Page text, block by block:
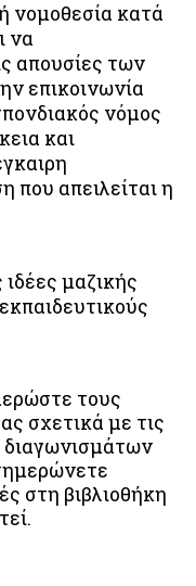
νομοθεσία κατά
να
απουσίες των
επικοινωνία
νόμος
και
που απειλείται η
μαζικής
τους
σχετικά με τις
διαγωνισμάτων
στη βιβλιοθήκη